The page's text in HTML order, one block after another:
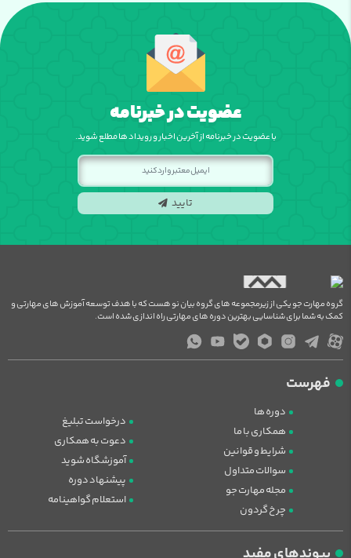
عضویت در خبرنامه
با عضویت در خبرنامه از آخرین اخبار و رویداد ها مطلع شوید.
تایید
گروه مهارت جو یکی از زیرمجموعه های گروه بیان نو هست که با هدف توسعه آموزش های مهارتی و
کمک به شما برای شناسایی بهترین دوره های مهارتی راه اندازی شده است.
فهرست
دوره ها
همکاری با ما
شرایط و قوانین
سوالات متداول
مجله مهارت جو
چرخ گردون
درخواست تبلیغ
دعوت به همکاری
آموزشگاه شوید
پیشنهاد دوره
استعلام گواهینامه